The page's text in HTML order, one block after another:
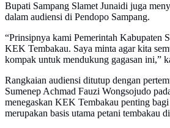
Bupati Sampang Slamet Junaidi juga
dalam audiensi di Pendopo Sampang.
“Prinsipnya kami Pemerintah Kabupaten
KEK Tembakau. Saya minta agar kita
kompak untuk mendukung gagasan ini,”
Rangkaian audiensi ditutup dengan
Sumenep Achmad Fauzi Wongsojudo
menegaskan KEK Tembakau penting
merupakan basis utama petani tembakau